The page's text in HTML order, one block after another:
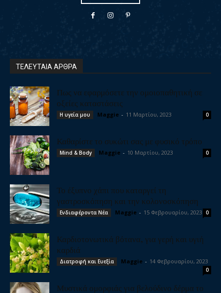
ΤΕΛΕΥΤΑΙΑ ΑΡΘΡΑ
Πως να εφαρμόσετε την ομοιοπαθητική σε
οξείες καταστάσεις
Η υγεία μου Maggie - 11 Μαρτίου, 2023 0
Καθαρίστε το συκώτι σας με φυσικό τρόπο
Mind & Body Maggie - 10 Μαρτίου, 2023 0
Το έξυπνο χάπι που καταργεί τη
γαστροσκόπηση και την κολονοσκόπηση
Ενδιαφέροντα Νέα Maggie - 15 Φεβρουαρίου, 2023 0
Καρδιοτονωτικά βότανα, για γερή και υγιή
καρδιά
Διατροφή και Ευεξία Maggie - 14 Φεβρουαρίου, 2023
0
Μυστικά ομορφιάς για βελούδινο δέρμα το